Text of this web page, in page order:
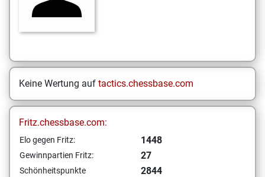
Keine Wertung auf tactics.chessbase.com
Fritz.chessbase.com:
Elo gegen Fritz: 1448
Gewinnpartien Fritz: 27
Schönheitspunkte
2844